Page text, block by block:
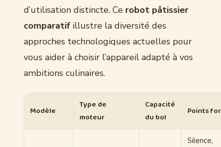
d’utilisation distincte. Ce robot pâtissier
comparatif illustre la diversité des
approches technologiques actuelles pour
vous aider à choisir l’appareil adapté à vos
ambitions culinaires.
Modèle
Type de
moteur
Capacité
du bol
Points
Silence,